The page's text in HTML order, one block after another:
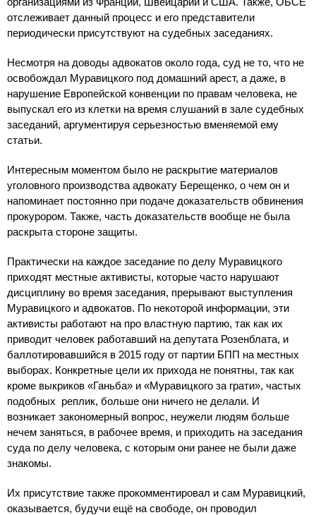
отслеживает данный процесс и его представители
периодически присутствуют на судебных заседаниях.
Несмотря на доводы адвокатов около года, суд не то, что не
освобождал Муравицкого под домашний арест, а даже, в
нарушение Европейской конвенции по правам человека, не
выпускал его из клетки на время слушаний в зале судебных
заседаний, аргументируя серьезностью вменяемой ему
статьи.
Интересным моментом было не раскрытие материалов
уголовного производства адвокату Берещенко, о чем он и
напоминает постоянно при подаче доказательств обвинения
прокурором. Также, часть доказательств вообще не была
раскрыта стороне защиты.
Практически на каждое заседание по делу Муравицкого
приходят местные активисты, которые часто нарушают
дисциплину во время заседания, прерывают выступления
Муравицкого и адвокатов. По некоторой информации, эти
активисты работают на про властную партию, так как их
приводит человек работавший на депутата Розенблата, и
баллотировавшийся в 2015 году от партии БПП на местных
выборах. Конкретные цели их прихода не понятны, так как
кроме выкриков «Ганьба» и «Муравицкого за грати», частых
подобных реплик, больше они ничего не делали. И
возникает закономерный вопрос, неужели людям больше
нечем заняться, в рабочее время, и приходить на заседания
суда по делу человека, с которым они ранее не были даже
знакомы.
Их присутствие также прокомментировал и сам Муравицкий,
оказывается, будучи ещё на свободе, он проводил